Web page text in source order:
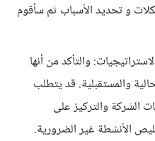
و تحديد الأسباب ثم سأقوم
والتأكد من أنها
والمستقبلية. قد يتطلب
الشركة والتركيز على
الأنشطة غير الضرورية.